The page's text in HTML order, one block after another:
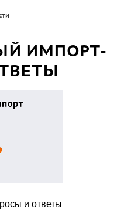
ИМПОРТ-
и ответы